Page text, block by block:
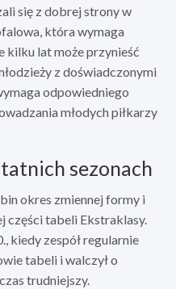
się z dobrej strony w
która wymaga
kilku lat może przynieść
z doświadczonymi
odpowiedniego
młodych piłkarzy
sezonach
okres zmiennej formy i
części tabeli Ekstraklasy.
kiedy zespół regularnie
tabeli i walczył o
trudniejszy.